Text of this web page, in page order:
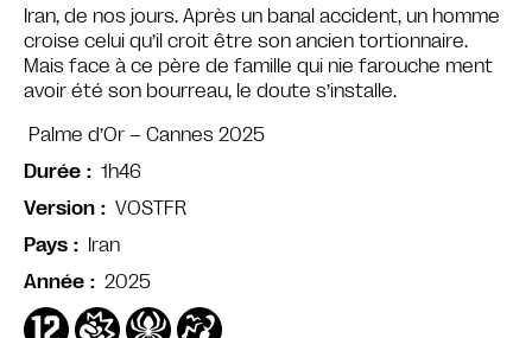
Iran, de nos jours. Après un banal accident, un homme
croise celui qu’il croit être son ancien tortionnaire.
Mais face à ce père de famille qui nie farouche ment
avoir été son bourreau, le doute s’installe.
Palme d’Or – Cannes 2025
Durée
1h46
Version
VOSTFR
Pays
Iran
Année
2025